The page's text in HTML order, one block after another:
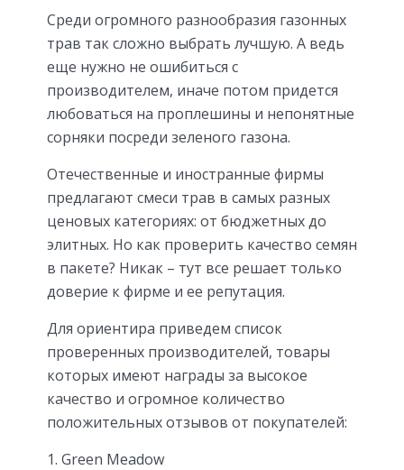
Среди огромного разнообразия газонных
трав так сложно выбрать лучшую. А ведь
еще нужно не ошибиться с
производителем, иначе потом придется
любоваться на проплешины и непонятные
сорняки посреди зеленого газона.
Отечественные и иностранные фирмы
предлагают смеси трав в самых разных
ценовых категориях: от бюджетных до
элитных. Но как проверить качество семян
в пакете? Никак – тут все решает только
доверие к фирме и ее репутация.
Для ориентира приведем список
проверенных производителей, товары
которых имеют награды за высокое
качество и огромное количество
положительных отзывов от покупателей:
1. Green Meadow